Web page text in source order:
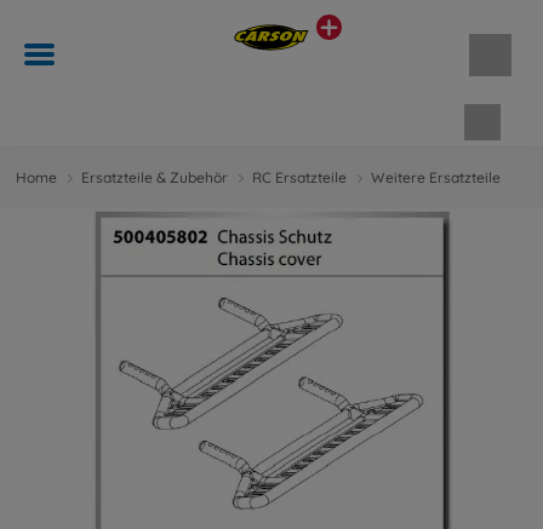
Home Ersatzteile & Zubehör RC Ersatzteile Weitere Ersatzteile